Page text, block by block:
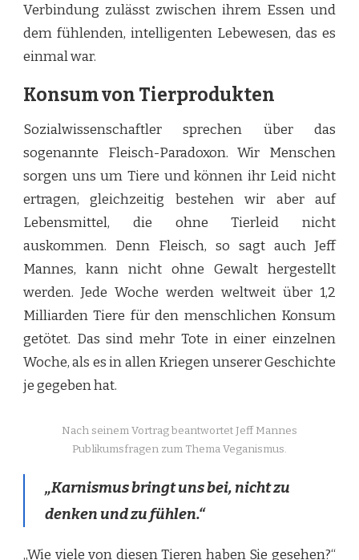
Verbindung zulässt zwischen ihrem Essen und
dem fühlenden, intelligenten Lebewesen, das es
einmal war.
Konsum von Tierprodukten
Sozialwissenschaftler sprechen über das
sogenannte Fleisch-Paradoxon. Wir Menschen
sorgen uns um Tiere und können ihr Leid nicht
ertragen, gleichzeitig bestehen wir aber auf
Lebensmittel, die ohne Tierleid nicht
auskommen. Denn Fleisch, so sagt auch Jeff
Mannes, kann nicht ohne Gewalt hergestellt
werden. Jede Woche werden weltweit über 1,2
Milliarden Tiere für den menschlichen Konsum
getötet. Das sind mehr Tote in einer einzelnen
Woche, als es in allen Kriegen unserer Geschichte
je gegeben hat.
Nach seinem Vortrag beantwortet Jeff Mannes
Publikumsfragen zum Thema Veganismus.
„Karnismus bringt uns bei, nicht zu
denken und zu fühlen.“
„Wie viele von diesen Tieren haben Sie gesehen?“